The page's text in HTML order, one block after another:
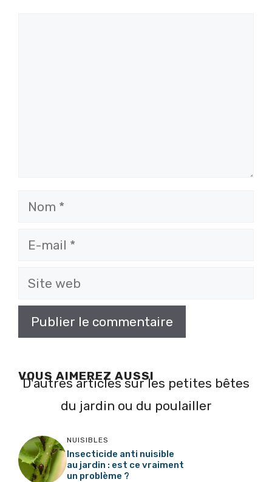
Nom
E-
Site
VOUS AIMEREZ AUSSI
D'autres articles sur les petites bêtes
du jardin ou du poulailler
NUISIBLES
Insecticide anti nuisible
au jardin : est ce vraiment
un problème ?